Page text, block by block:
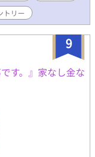
トリー
9
す。』家なし金な